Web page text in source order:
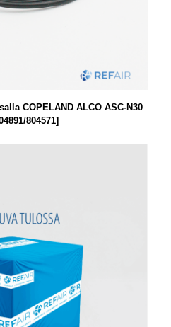
COPELAND ALCO ASC-N30
804571]